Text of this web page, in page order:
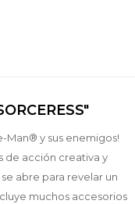
Man® y sus enemigos!
de acción creativa y
abre para revelar un
muchos accesorios